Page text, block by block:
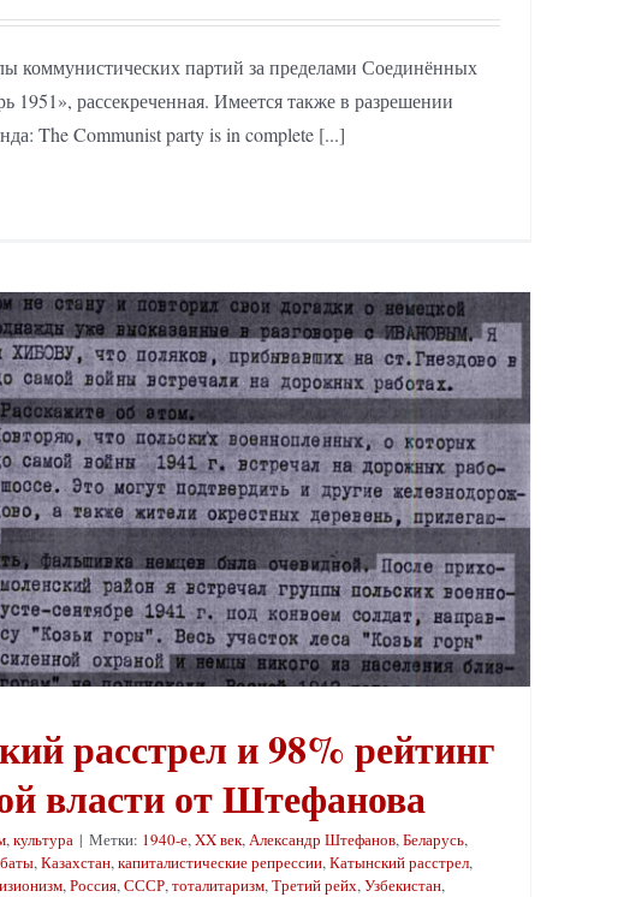
коммунистических партий за пределами Соединённых
рассекреченная. Имеется также в разрешении
The Communist party is in complete [...]
расстрел и 98% рейтинг
власти от Штефанова
, культура | Метки: 1940-е, XX век, Александр Штефанов, Беларусь,
, Казахстан, капиталистические репрессии, Катынский расстрел,
, Россия, СССР, тоталитаризм, Третий рейх, Узбекистан,